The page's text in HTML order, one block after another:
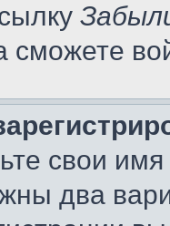
сможете
свои
два